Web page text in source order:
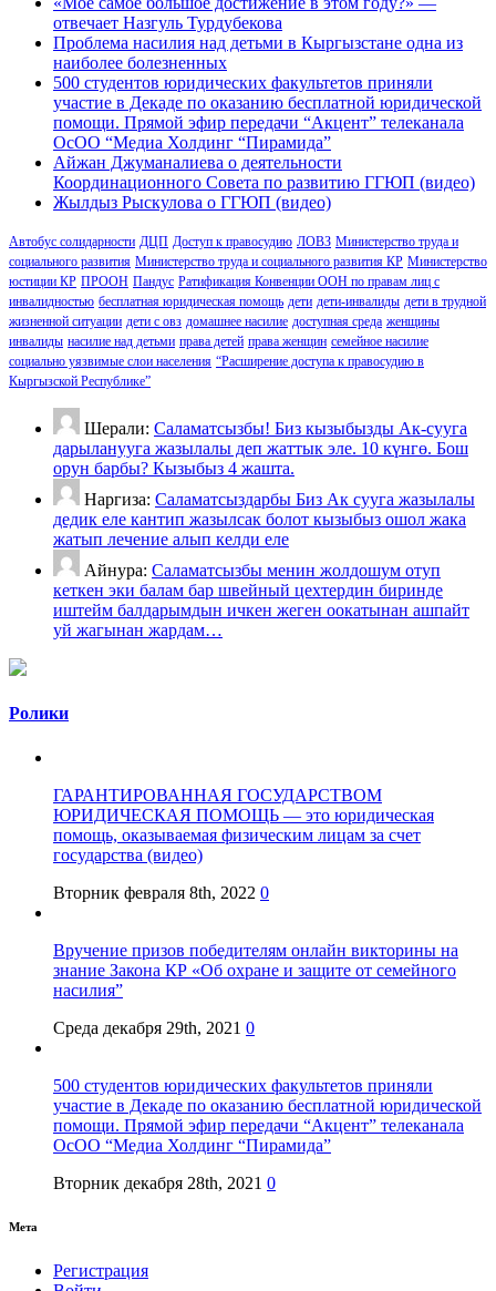
отвечает Назгуль Турдубекова
Проблема насилия над детьми в Кыргызстане одна из
наиболее болезненных
500 студентов юридических факультетов приняли
участие в Декаде по оказанию бесплатной юридической
помощи. Прямой эфир передачи “Акцент” телеканала
ОсОО “Медиа Холдинг “Пирамида”
Айжан Джуманалиева о деятельности
Координационного Совета по развитию ГГЮП (видео)
Жылдыз Рыскулова о ГГЮП (видео)
Автобус солидарности ДЦП Доступ к правосудию ЛОВЗ Министерство труда и
социального развития Министерство труда и социального развития КР Министерство
юстиции КР ПРООН Пандус Ратификация Конвенции ООН по правам лиц с
инвалидностью бесплатная юридическая помощь дети дети-инвалиды дети в трудной
жизненной ситуации дети с овз домашнее насилие доступная среда женщины
инвалиды насилие над детьми права детей права женщин семейное насилие
социально уязвимые слои населения “Расширение доступа к правосудию в
Кыргызской Республике”
Шерали: Саламатсызбы! Биз кызыбызды Ак-сууга
дарыланууга жазылалы деп жаттык эле. 10 күнгө. Бош
орун барбы? Кызыбыз 4 жашта.
Наргиза: Саламатсыздарбы Биз Ак сууга жазылалы
дедик еле кантип жазылсак болот кызыбыз ошол жака
жатып лечение алып келди еле
Айнура: Саламатсызбы менин жолдошум отуп
кеткен эки балам бар швейный цехтердин биринде
иштейм балдарымдын ичкен жеген оокатынан ашпайт
уй жагынан жардам…
Ролики
ГАРАНТИРОВАННАЯ ГОСУДАРСТВОМ
ЮРИДИЧЕСКАЯ ПОМОЩЬ — это юридическая
помощь, оказываемая физическим лицам за счет
государства (видео)
Вторник февраля 8th, 2022 0
Вручение призов победителям онлайн викторины на
знание Закона КР «Об охране и защите от семейного
насилия”
Среда декабря 29th, 2021 0
500 студентов юридических факультетов приняли
участие в Декаде по оказанию бесплатной юридической
помощи. Прямой эфир передачи “Акцент” телеканала
ОсОО “Медиа Холдинг “Пирамида”
Вторник декабря 28th, 2021 0
Мета
Регистрация